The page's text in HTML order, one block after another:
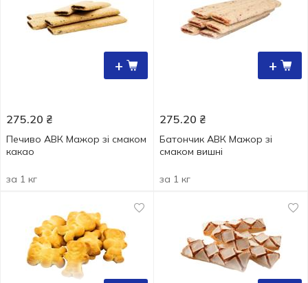
+
275.20 ₴
Печиво АВК Мажор зі смаком
какао
за 1 кг
+
275.20 ₴
Батончик АВК Мажор зі
смаком вишні
за 1 кг